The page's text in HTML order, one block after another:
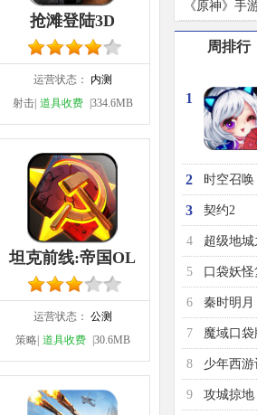
抢滩登陆3D
运营状态：
内测
射击| 道具收费 |334.6MB
坦克前线:帝国OL
运营状态： 公测
策略| 道具收费 |30.6MB
《原神》手
地点
周排行
1
2 时空召唤
3 契约2
4 超级地
5 口袋妖怪
6 秦时明月
7 魔域口袋
8 少年西游
9 攻城掠地